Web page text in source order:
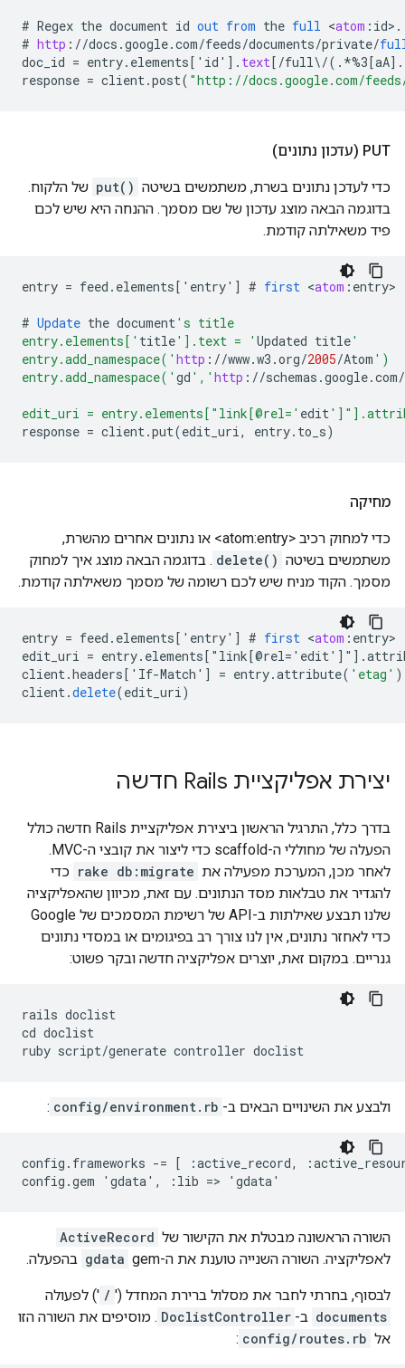
# Regex the document id out from the full <atom : id> .
# http : //docs .google.com/feeds/documents/private/
doc_id = entry. elements[ 'id' ] . text[ /full\/(.*%3[aA] .
response = client.post( "http://docs.google.com/
‫PUT (עדכון נתונים)
כדי לעדכן נתונים בשרת, משתמשים בשיטה put() של הלקוח.
בדוגמה הבאה מוצג עדכון של שם מסמך. ההנחה היא שיש לכם
פיד משאילתה קודמת.
entry = feed . elements[ 'entry' ] # first <atom : entry>
# Update the document's title
entry.elements[' title'].text = ' Updated title'
entry.add_namespace(' http : //www.w3 .org/2005/Atom ')
entry.add_namespace(' gd ',' http : //schemas .google.com/
edit_uri = entry.elements["link[@rel=' edit
response = client.put(edit_uri, entry. to_s)
מחיקה
כדי למחוק רכיב <atom:entry> או נתונים אחרים מהשרת,
משתמשים בשיטה delete() . בדוגמה הבאה מוצג איך למחוק
מסמך. הקוד מניח שיש לכם רשומה של מסמך משאילתה קודמת.
entry = feed . elements[ 'entry' ] # first <atom : entry
edit_uri = entry. elements[ "link[@rel='edit' ] "] .
client.headers[ 'If-Match' ] = entry.attribute( 'etag'
client.delete(edit_uri)
יצירת אפליקציית Rails חדשה
בדרך כלל, התרגיל הראשון ביצירת אפליקציית Rails חדשה כולל
הפעלה של מחוללי ה-scaffold כדי ליצור את קובצי ה-MVC.
לאחר מכן, המערכת מפעילה את rake db:migrate כדי
להגדיר את טבלאות מסד הנתונים. עם זאת, מכיוון שהאפליקציה
שלנו תבצע שאילתות ב-API של רשימת המסמכים של Google
כדי לאחזר נתונים, אין לנו צורך רב בפיגומים או במסדי נתונים
גנריים. במקום זאת, יוצרים אפליקציה חדשה ובקר פשוט:
rails doclist
cd doclist
ruby script/generate controller doclist
ולבצע את השינויים הבאים ב- config/environment.rb
:
config.frameworks -= [ :active_record,
config.gem 'gdata', :lib => 'gdata'
השורה הראשונה מבטלת את הקישור של ActiveRecord
לאפליקציה. השורה השנייה טוענת את ה-gem‏
gdata בהפעלה.
לבסוף, בחרתי לחבר את מסלול ברירת המחדל (' / ') לפעולה
documents ב- DoclistController . מוסיפים את השורה הזו
אל config/routes.rb
: